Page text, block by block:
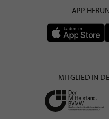
APP
MITGLIED IN